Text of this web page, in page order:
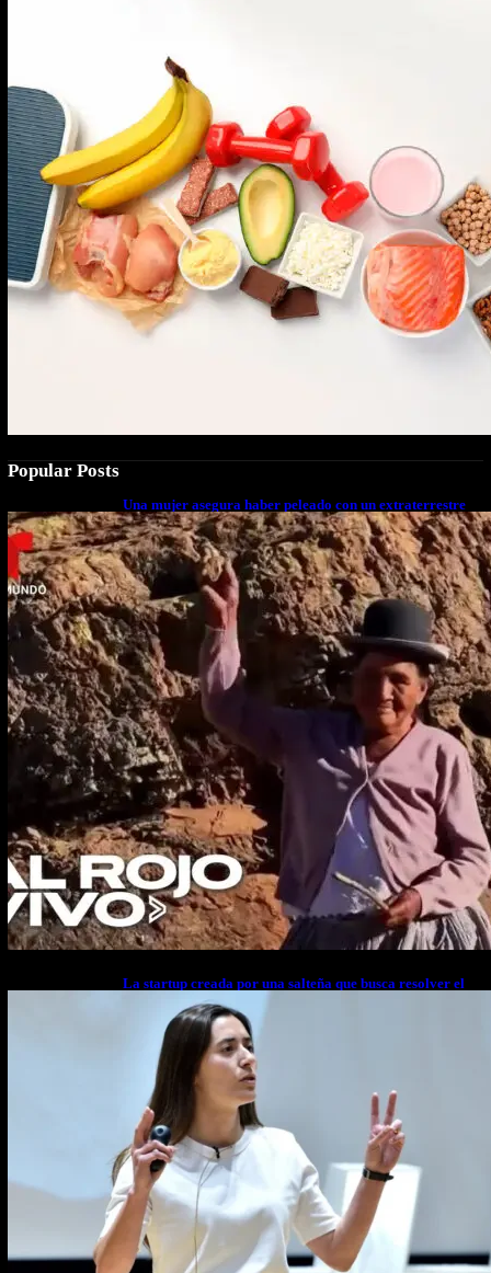
Popular Posts
Una mujer asegura haber peleado con un extraterrestre
cuerpo a cuerpo
La startup creada por una salteña que busca resolver el
estrés financiero en Latinoamérica